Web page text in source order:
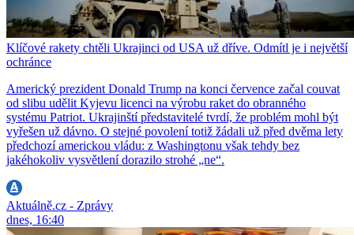
Klíčové rakety chtěli Ukrajinci od USA už dříve. Odmítl je i největší
ochránce
Americký prezident Donald Trump na konci července začal couvat
od slibu udělit Kyjevu licenci na výrobu raket do obranného
systému Patriot. Ukrajinští představitelé tvrdí, že problém mohl být
vyřešen už dávno. O stejné povolení totiž žádali už před dvěma lety
předchozí americkou vládu: z Washingtonu však tehdy bez
jakéhokoliv vysvětlení dorazilo strohé „ne“.
Aktuálně.cz - Zprávy
dnes, 16:40